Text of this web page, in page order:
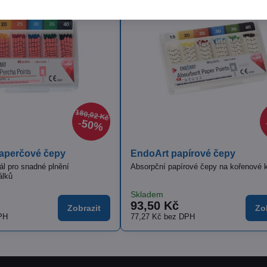
Latex zelený/modrý
blány nejvyšší kvality
DPH
Zobrazit
Itena Dentoclic předvrtávače
Předvrtávače pro čepy Dentoclic
Skladem
382 Kč
315,70 Kč bez DPH
Zobrazit Zobrazit